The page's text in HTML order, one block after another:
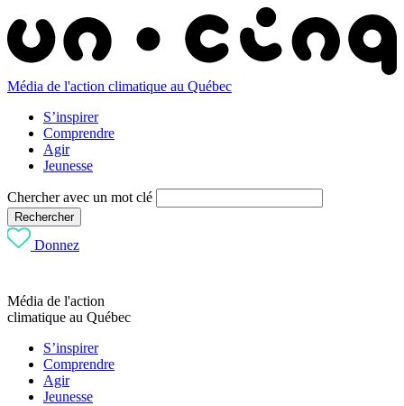
Média de l'action climatique au Québec
S’inspirer
Comprendre
Agir
Jeunesse
Chercher avec un mot clé
Rechercher
Donnez
Média de l'action
climatique au Québec
S’inspirer
Comprendre
Agir
Jeunesse